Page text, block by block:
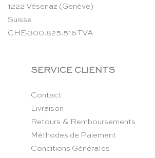
1222 Vésenaz (Genève)
Suisse
CHE-300.825.516 TVA
SERVICE CLIENTS
Contact
Livraison
Retours & Remboursements
Méthodes de Paiement
Conditions Générales